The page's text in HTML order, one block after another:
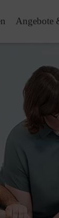
Angebote